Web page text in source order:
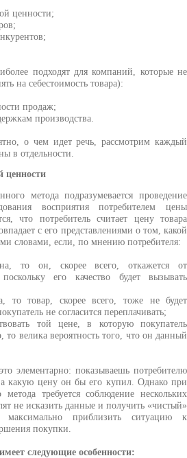
ценности;
подходят для компаний, которые не
на себестоимость товара):
продаж;
производства.
о чем идет речь, рассмотрим каждый
в отдельности.
ценности
метода подразумевается проведение
восприятия потребителем цены
что потребитель считает цену товара
с его представлениями о том, какой
словами, если, по мнению потребителя:
то он, скорее всего, откажется от
его качество будет вызывать
то товар, скорее всего, тоже не будет
не согласится переплачивать;
той цене, в которую покупатель
то велика вероятность того, что он данный
элементарно: показываешь потребителю
какую цену он бы его купил. Однако при
требуется соблюдение нескольких
не исказить данные и получить «чистый»
максимально приблизить ситуацию к
покупки.
следующие особенности: